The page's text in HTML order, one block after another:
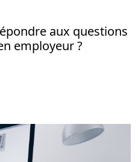
aux questions
employeur ?